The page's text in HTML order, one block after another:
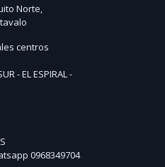
Norte,
centros
- EL ESPIRAL -
0968349704